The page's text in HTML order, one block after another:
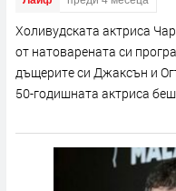
Холивудската актриса
от натоварената си
дъщерите си Джаксън и
50-годишната актриса